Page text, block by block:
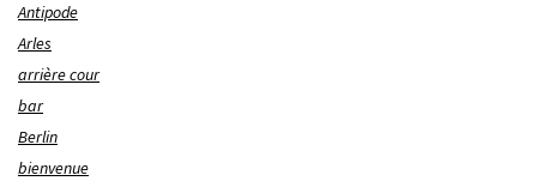
Antipode
Arles
arrière cour
bar
Berlin
bienvenue